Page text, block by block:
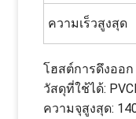
ความเร็วสูงสุด
โฮสต์การดึงออก
วัสดุที่ใช้ได้:
ความจุสูงสุด: